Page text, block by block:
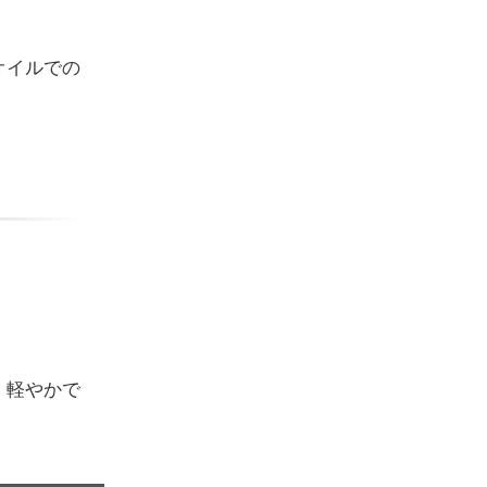
イルでの
軽やかで